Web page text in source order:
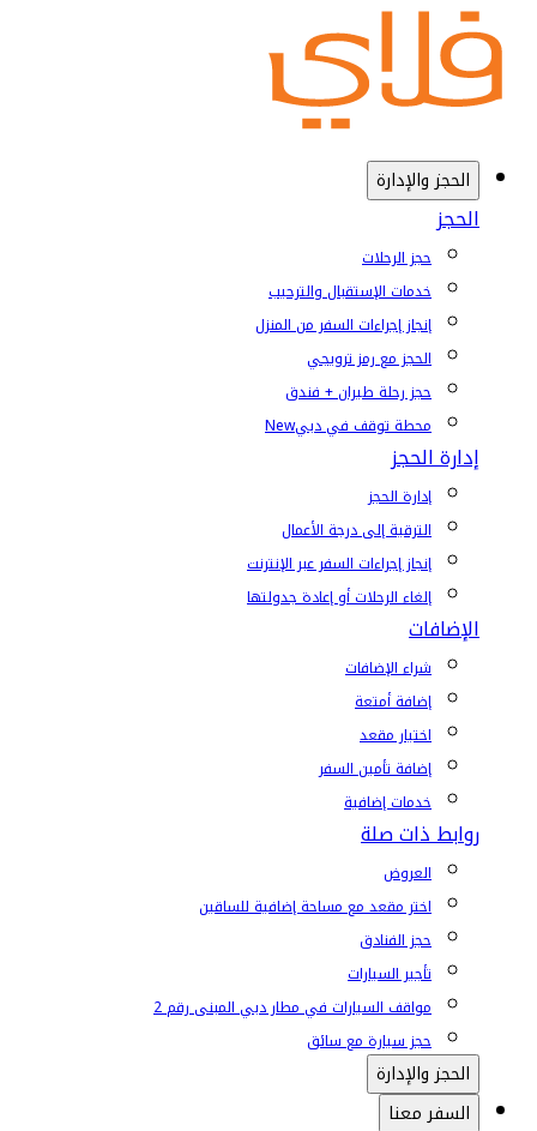
الحجز والإدارة
الحجز
حجز الرحلات
خدمات الإستقبال والترحيب
إنجاز إجراءات السفر من المنزل
الحجز مع رمز ترويجي
حجز رحلة طيران + فندق
محطة توقف في دبيNew
إدارة الحجز
إدارة الحجز
الترقية إلى درجة الأعمال
إنجاز إجراءات السفر عبر الإنترنت
إلغاء الرحلات أو إعادة جدولتها
الإضافات
شراء الإضافات
إضافة أمتعة
اختيار مقعد
إضافة تأمين السفر
خدمات إضافية
روابط ذات صلة
العروض
اختر مقعد مع مساحة إضافية للساقين
حجز الفنادق
تأجير السيارات
مواقف السيارات في مطار دبي المبنى رقم 2
حجز سيارة مع سائق
الحجز والإدارة
السفر معنا